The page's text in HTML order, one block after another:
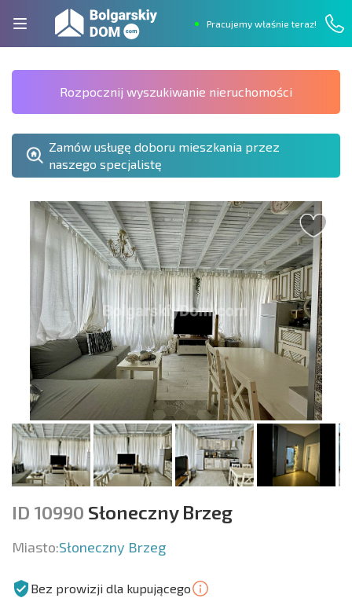
Pracujemy właśnie teraz!
Rozpocznij wyszukiwanie nieruchomości
Zamów usługę doboru mieszkania przez
naszego specjalistę
ID 10990 Słoneczny Brzeg
Miasto:Słoneczny Brzeg
Bez prowizji dla kupującego